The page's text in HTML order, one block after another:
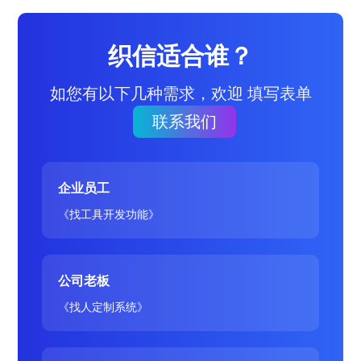
织信适合谁？
如您有以下几种需求，欢迎 填写表单
联系我们
企业员工
《找工具开发功能》
公司老板
《找人定制系统》